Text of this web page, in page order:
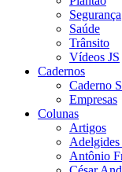
Segurança
Saúde
Trânsito
Vídeos JS
Cadernos
Caderno S
Empresas
Colunas
Artigos
Adelgides
Antônio